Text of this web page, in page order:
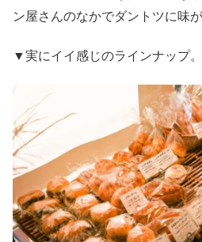
ン屋さんのなかでダントツに味
▼実にイイ感じのラインナップ。